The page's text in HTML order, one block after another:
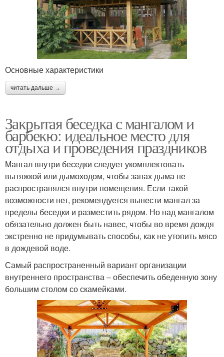
Основные характеристики
читать дальше →
Закрытая беседка с мангалом и
барбекю: идеальное место для
отдыха и проведения праздников
Мангал внутри беседки следует укомплектовать
вытяжкой или дымоходом, чтобы запах дыма не
распространялся внутри помещения. Если такой
возможности нет, рекомендуется вынести мангал за
пределы беседки и разместить рядом. Но над мангалом
обязательно должен быть навес, чтобы во время дождя
экстренно не придумывать способы, как не утопить мясо
в дождевой воде.
Самый распространенный вариант организации
внутреннего пространства – обеспечить обеденную зону
большим столом со скамейками.